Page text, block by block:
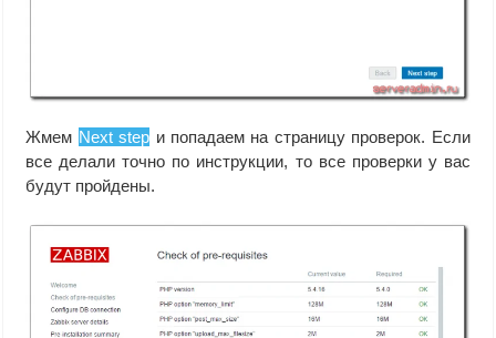
Жмем Next step и попадаем на страницу проверок. Если
все делали точно по инструкции, то все проверки у вас
будут пройдены.